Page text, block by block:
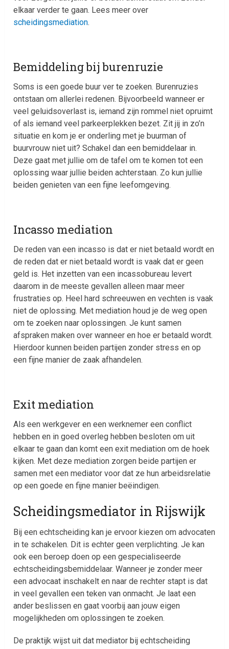
elkaar verder te gaan. Lees meer over
scheidingsmediation.
Bemiddeling bij burenruzie
Soms is een goede buur ver te zoeken. Burenruzies
ontstaan om allerlei redenen. Bijvoorbeeld wanneer er
veel geluidsoverlast is, iemand zijn rommel niet opruimt
of als iemand veel parkeerplekken bezet. Zit jij in zo’n
situatie en kom je er onderling met je buurman of
buurvrouw niet uit? Schakel dan een bemiddelaar in.
Deze gaat met jullie om de tafel om te komen tot een
oplossing waar jullie beiden achterstaan. Zo kun jullie
beiden genieten van een fijne leefomgeving.
Incasso mediation
De reden van een incasso is dat er niet betaald wordt en
de reden dat er niet betaald wordt is vaak dat er geen
geld is. Het inzetten van een incassobureau levert
daarom in de meeste gevallen alleen maar meer
frustraties op. Heel hard schreeuwen en vechten is vaak
niet de oplossing. Met mediation houd je de weg open
om te zoeken naar oplossingen. Je kunt samen
afspraken maken over wanneer en hoe er betaald wordt.
Hierdoor kunnen beiden partijen zonder stress en op
een fijne manier de zaak afhandelen.
Exit mediation
Als een werkgever en een werknemer een conflict
hebben en in goed overleg hebben besloten om uit
elkaar te gaan dan komt een exit mediation om de hoek
kijken. Met deze mediation zorgen beide partijen er
samen met een mediator voor dat ze hun arbeidsrelatie
op een goede en fijne manier beëindigen.
Scheidingsmediator in Rijswijk
Bij een echtscheiding kan je ervoor kiezen om advocaten
in te schakelen. Dit is echter geen verplichting. Je kan
ook een beroep doen op een gespecialiseerde
echtscheidingsbemiddelaar. Wanneer je zonder meer
een advocaat inschakelt en naar de rechter stapt is dat
in veel gevallen een teken van onmacht. Je laat een
ander beslissen en gaat voorbij aan jouw eigen
mogelijkheden om oplossingen te zoeken.
De praktijk wijst uit dat mediator bij echtscheiding